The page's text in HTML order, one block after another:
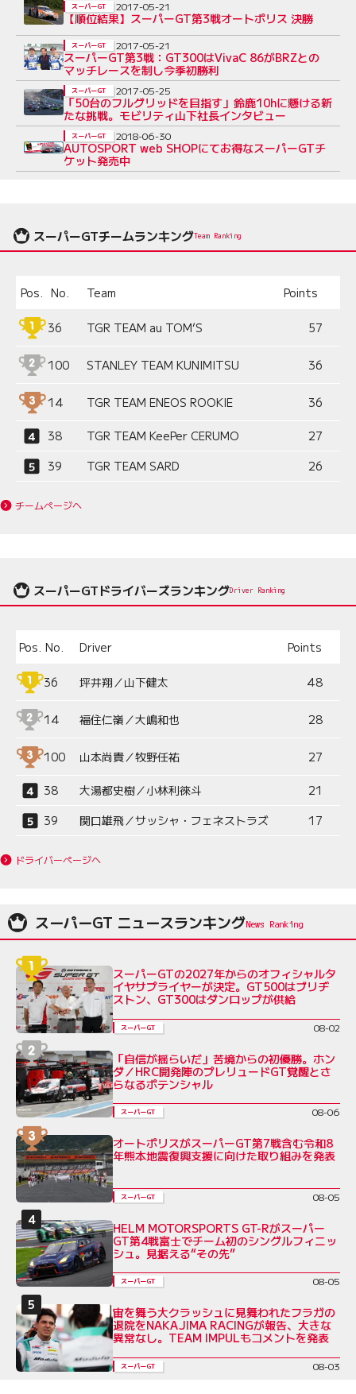
【順位結果】スーパーGT第3戦オートポリス 決勝
スーパーGT 2017-05-21
スーパーGT第3戦：GT300はVivaC 86がBRZとの
マッチレースを制し今季初勝利
スーパーGT 2017-05-21
「50台のフルグリッドを目指す」鈴鹿10hに懸ける新
たな挑戦。モビリティ山下社長インタビュー
スーパーGT 2017-05-25
AUTOSPORT web SHOPにてお得なスーパーGTチ
ケット発売中
スーパーGT 2018-06-30
スーパーGTチームランキングTeam Ranking
Pos. No. Team Points
36 TGR TEAM au TOM’S 57
100 STANLEY TEAM KUNIMITSU 36
14 TGR TEAM ENEOS ROOKIE 36
38 TGR TEAM KeePer CERUMO
27
39
TGR TEAM SARD 26
チームページへ
スーパーGTドライバーズランキングDriver Ranking
Pos. No. Driver Points
36 坪井翔／山下健太 48
14 福住仁嶺／大嶋和也 28
100 山本尚貴／牧野任祐 27
38 大湯都史樹／小林利徠斗
21
39
関口雄飛／サッシャ・フェネストラズ 17
ドライバーページへ
スーパーGT ニュースランキング
スーパーGTの2027年からのオフィシャルタ
イヤサプライヤーが決定。GT500はブリヂ
ストン、GT300はダンロップが供給
スーパーGT 08-02
「自信が揺らいだ」苦境からの初優勝。ホン
ダ／HRC開発陣のプレリュードGT覚醒とさ
らなるポテンシャル
スーパーGT 08-06
オートポリスがスーパーGT第7戦含む令和8
年熊本地震復興支援に向けた取り組みを発表
スーパーGT 08-05
HELM MOTORSPORTS GT-Rがスーパー
GT第4戦富士でチーム初のシングルフィニッ
シュ。見据える“その先”
スーパーGT 08-05
宙を舞う大クラッシュに見舞われたフラガの
退院をNAKAJIMA RACINGが報告、大きな
異常なし。TEAM IMPULもコメントを発表
スーパーGT 08-03